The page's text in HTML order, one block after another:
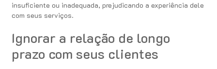
insuficiente ou inadequada, prejudicando a experiência dele
com seus serviços.
Ignorar a relação de longo
prazo com seus clientes